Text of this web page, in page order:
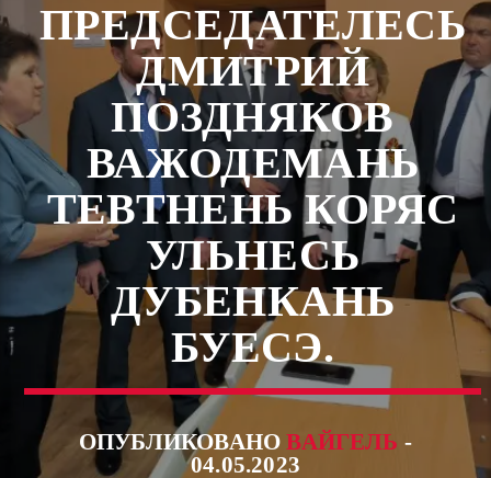
ПРЕДСЕДАТЕЛЕСЬ
ДМИТРИЙ
ПОЗДНЯКОВ
ВАЖОДЕМАНЬ
ТЕВТНЕНЬ КОРЯС
УЛЬНЕСЬ
ДУБЕНКАНЬ
БУЕСЭ.
ОПУБЛИКОВАНОВАЙГЕЛЬ -
04.05.2023